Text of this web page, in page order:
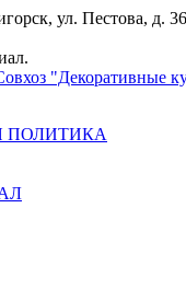
ул. Пестова, д. 36
ПОЛИТИКА